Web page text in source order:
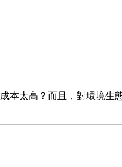
本太高？而且，對環境